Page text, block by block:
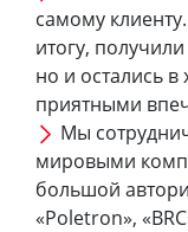
самому
итогу,
но и остались
приятными
Мы
мировыми
большой
«Poletron»,